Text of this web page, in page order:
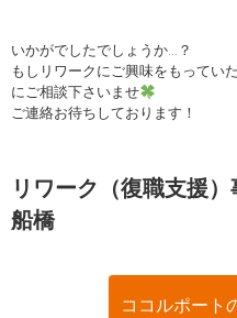
いかがでしたでしょうか…？
もしリワークにご興味をもってい
にご相談下さいませ
ご連絡お待ちしております！
リワーク（復職支援
船橋
ココルポート